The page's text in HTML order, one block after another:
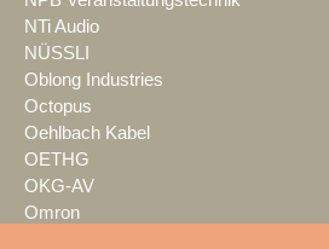
NTi Audio
NÜSSLI
Oblong Industries
Octopus
Oehlbach Kabel
OETHG
OKG-AV
Omron